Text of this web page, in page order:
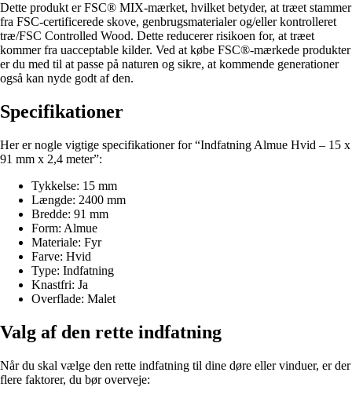
Dette produkt er FSC® MIX-mærket, hvilket betyder, at træet stammer
fra FSC-certificerede skove, genbrugsmaterialer og/eller kontrolleret
træ/FSC Controlled Wood. Dette reducerer risikoen for, at træet
kommer fra uacceptable kilder. Ved at købe FSC®-mærkede produkter
er du med til at passe på naturen og sikre, at kommende generationer
også kan nyde godt af den.
Specifikationer
Her er nogle vigtige specifikationer for “Indfatning Almue Hvid – 15 x
91 mm x 2,4 meter”:
Tykkelse: 15 mm
Længde: 2400 mm
Bredde: 91 mm
Form: Almue
Materiale: Fyr
Farve: Hvid
Type: Indfatning
Knastfri: Ja
Overflade: Malet
Valg af den rette indfatning
Når du skal vælge den rette indfatning til dine døre eller vinduer, er der
flere faktorer, du bør overveje: